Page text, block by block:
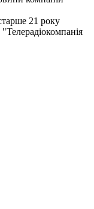
21 року